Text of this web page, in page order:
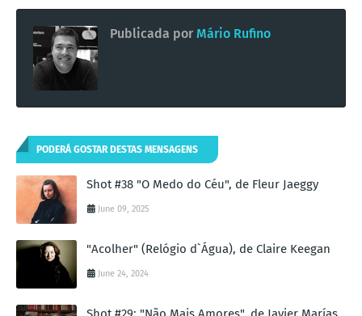
Publicada por Mário Rufino
PODERÁ GOSTAR DESTAS MENSAGENS
Shot #38 "O Medo do Céu", de Fleur Jaeggy
June 09, 2025
"Acolher" (Relógio d`Água), de Claire Keegan
June 24, 2024